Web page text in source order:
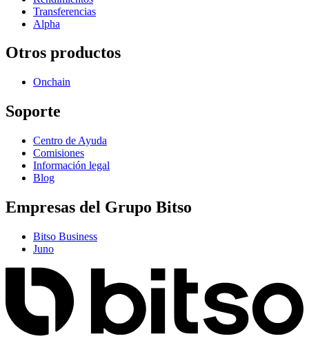
Transferencias
Alpha
Otros productos
Onchain
Soporte
Centro de Ayuda
Comisiones
Información legal
Blog
Empresas del Grupo Bitso
Bitso Business
Juno